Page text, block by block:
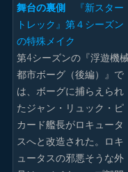
舞台の裏側
『新スター
トレック』第４シーズン
の特殊メイク
第4シーズンの『浮遊機
都市ボーグ（後編）』で
は、ボーグに捕らえられ
たジャン・リュック・ピ
カード艦長がロキュータ
スへと改造された。ロキ
ュータスの邪悪そうな外